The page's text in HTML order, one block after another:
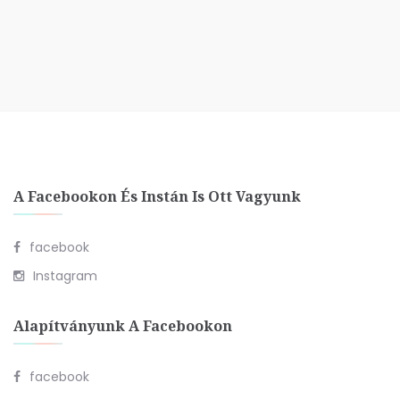
A Facebookon És Instán Is Ott Vagyunk
facebook
Instagram
Alapítványunk A Facebookon
facebook